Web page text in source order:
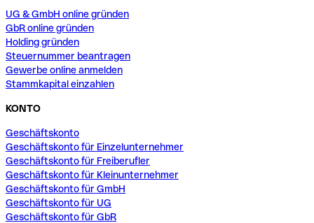
UG & GmbH online gründen
GbR online gründen
Holding gründen
Steuernummer beantragen
Gewerbe online anmelden
Stammkapital einzahlen
KONTO
Geschäftskonto
Geschäftskonto für Einzelunternehmer
Geschäftskonto für Freiberufler
Geschäftskonto für Kleinunternehmer
Geschäftskonto für GmbH
Geschäftskonto für UG
Geschäftskonto für GbR